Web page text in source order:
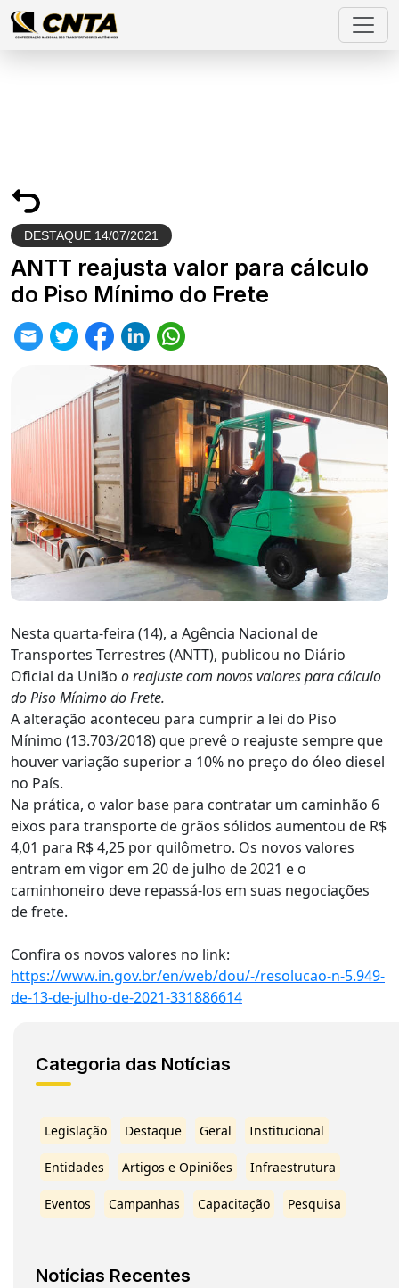
DESTAQUE 14/07/2021
ANTT reajusta valor para cálculo
do Piso Mínimo do Frete
Nesta quarta-feira (14), a Agência Nacional de
Transportes Terrestres (ANTT), publicou no Diário
Oficial da União o reajuste com novos valores para cálculo
do Piso Mínimo do Frete.
A alteração aconteceu para cumprir a lei do Piso
Mínimo (13.703/2018) que prevê o reajuste sempre que
houver variação superior a 10% no preço do óleo diesel
no País.
Na prática, o valor base para contratar um caminhão 6
eixos para transporte de grãos sólidos aumentou de R$
4,01 para R$ 4,25 por quilômetro. Os novos valores
entram em vigor em 20 de julho de 2021 e o
caminhoneiro deve repassá-los em suas negociações
de frete.
Confira os novos valores no link:
https://www.in.gov.br/en/web/dou/-/resolucao-n-5.949-
de-13-de-julho-de-2021-331886614
Categoria das Notícias
Legislação Destaque Geral Institucional
Entidades Artigos e Opiniões Infraestrutura
Eventos Campanhas Capacitação Pesquisa
Notícias Recentes